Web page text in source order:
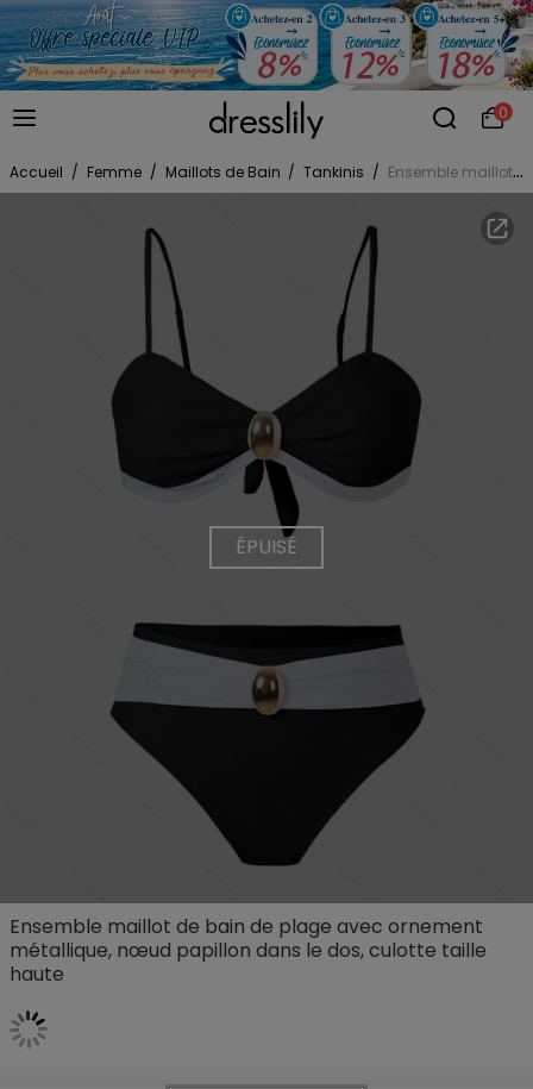
0
Accueil / Femme / Maillots de Bain / Tankinis / Ensemble maillot de bain de plage avec ornement métallique, nœud papillon dans le dos, culotte taille haute
ÉPUISÉ
Ensemble maillot de bain de plage avec ornement
métallique, nœud papillon dans le dos, culotte taille
haute